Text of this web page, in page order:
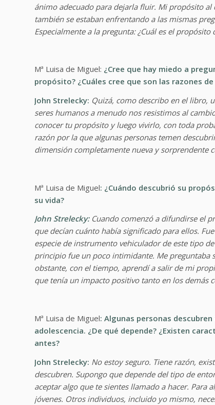
ánimo adecuado para dejarla fluir. Mi propósito
también se estaban enfrentando a las mismas
Especialmente a la pregunta: ¿Cuál es el propósito
Mª Luisa de Miguel: ¿Cree que hay miedo a
propósito? ¿Cuáles cree que son las razones
John Strelecky: Quizá, como describo en el libro,
seres humanos a menudo nos resistimos al
conocer tu propósito y luego vivirlo, con toda
razón por la que algunas personas temen
dimensión completamente nueva y sorprendente
Mª Luisa de Miguel: ¿Cuándo descubrió su
su vida?
John Strelecky: Cuando comenzó a difundirse el
que decían cuánto había significado para ellos.
especie de instrumento vehiculador de este tipo
principio fue un poco intimidante. Me preguntaba
obstante, con el tiempo, aprendí a salir de mi
que tenía un impacto positivo tanto en los demás
Mª Luisa de Miguel: Algunas personas
adolescencia. ¿De qué depende? ¿Existen
antes?
John Strelecky: No estoy seguro. Tiene razón,
descubren. Supongo que depende del tipo de
aceptar algo que te sientes llamado a hacer. Para
jóvenes. Otros individuos, incluido yo mismo,